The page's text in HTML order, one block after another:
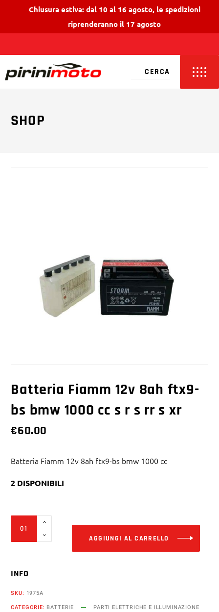
Chiusura estiva: dal 10 al 16 agosto, le spedizioni
riprenderanno il 17 agosto
SHOP
Batteria Fiamm 12v 8ah ftx9-
bs bmw 1000 cc s r s rr s xr
€60.00
Batteria Fiamm 12v 8ah ftx9-bs bmw 1000 cc
2 DISPONIBILI
Fiamm
ftx9-
AGGIUNGI AL CARRELLO
INFO
SKU: 1975A
CATEGORIE: BATTERIE PARTI ELETTRICHE E ILLUMINAZIONE